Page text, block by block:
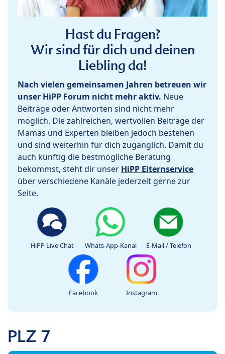
Hast du Fragen?
Wir sind für dich und deinen
Liebling da!
Nach vielen gemeinsamen Jahren betreuen wir
unser HiPP Forum nicht mehr aktiv. Neue
Beiträge oder Antworten sind nicht mehr
möglich. Die zahlreichen, wertvollen Beiträge der
Mamas und Experten bleiben jedoch bestehen
und sind weiterhin für dich zugänglich. Damit du
auch künftig die bestmögliche Beratung
bekommst, steht dir unser HiPP Elternservice
über verschiedene Kanäle jederzeit gerne zur
Seite.
HiPP Live Chat Whats-App-Kanal E-Mail / Telefon
Facebook Instagram
PLZ 7